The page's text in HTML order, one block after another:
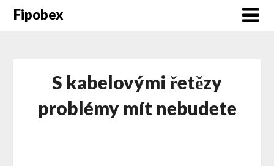
Fipobex
S kabelovými řetězy
problémy mít nebudete